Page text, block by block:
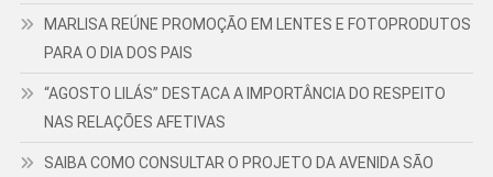
MARLISA REÚNE PROMOÇÃO EM LENTES E FOTOPRODUTOS
PARA O DIA DOS PAIS
“AGOSTO LILÁS” DESTACA A IMPORTÂNCIA DO RESPEITO
NAS RELAÇÕES AFETIVAS
SAIBA COMO CONSULTAR O PROJETO DA AVENIDA SÃO